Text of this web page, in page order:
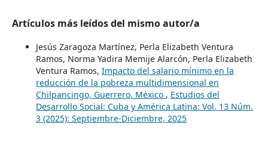
Artículos más leídos del mismo autor/a
Jesús Zaragoza Martínez, Perla Elizabeth Ventura
Ramos, Norma Yadira Memije Alarcón, Perla Elizabeth
Ventura Ramos, Impacto del salario mínimo en la
reducción de la pobreza multidimensional en
Chilpancingo, Guerrero, México , Estudios del
Desarrollo Social: Cuba y América Latina: Vol. 13 Núm.
3 (2025): Septiembre-Diciembre, 2025